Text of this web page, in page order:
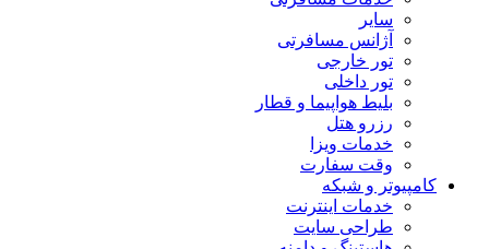
سایر
آژانس مسافرتی
تور خارجی
تور داخلی
بلیط هواپیما و قطار
رزرو هتل
خدمات ویزا
وقت سفارت
کامپیوتر و شبکه
خدمات اینترنت
طراحی سایت